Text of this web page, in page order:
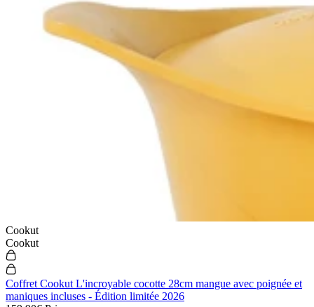
Cookut
Cookut
Coffret Cookut L'incroyable cocotte 28cm mangue avec poignée et
maniques incluses - Édition limitée 2026